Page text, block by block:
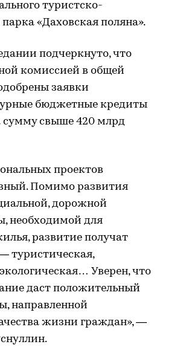
туристско-
«Даховская поляна».
подчеркнуто, что
комиссией в общей
заявки
бюджетные кредиты
сумму свыше 420 млрд
проектов
Помимо развития
дорожной
необходимой для
развитие получат
туристическая,
Уверен, что
даст положительный
направленной
жизни граждан», —